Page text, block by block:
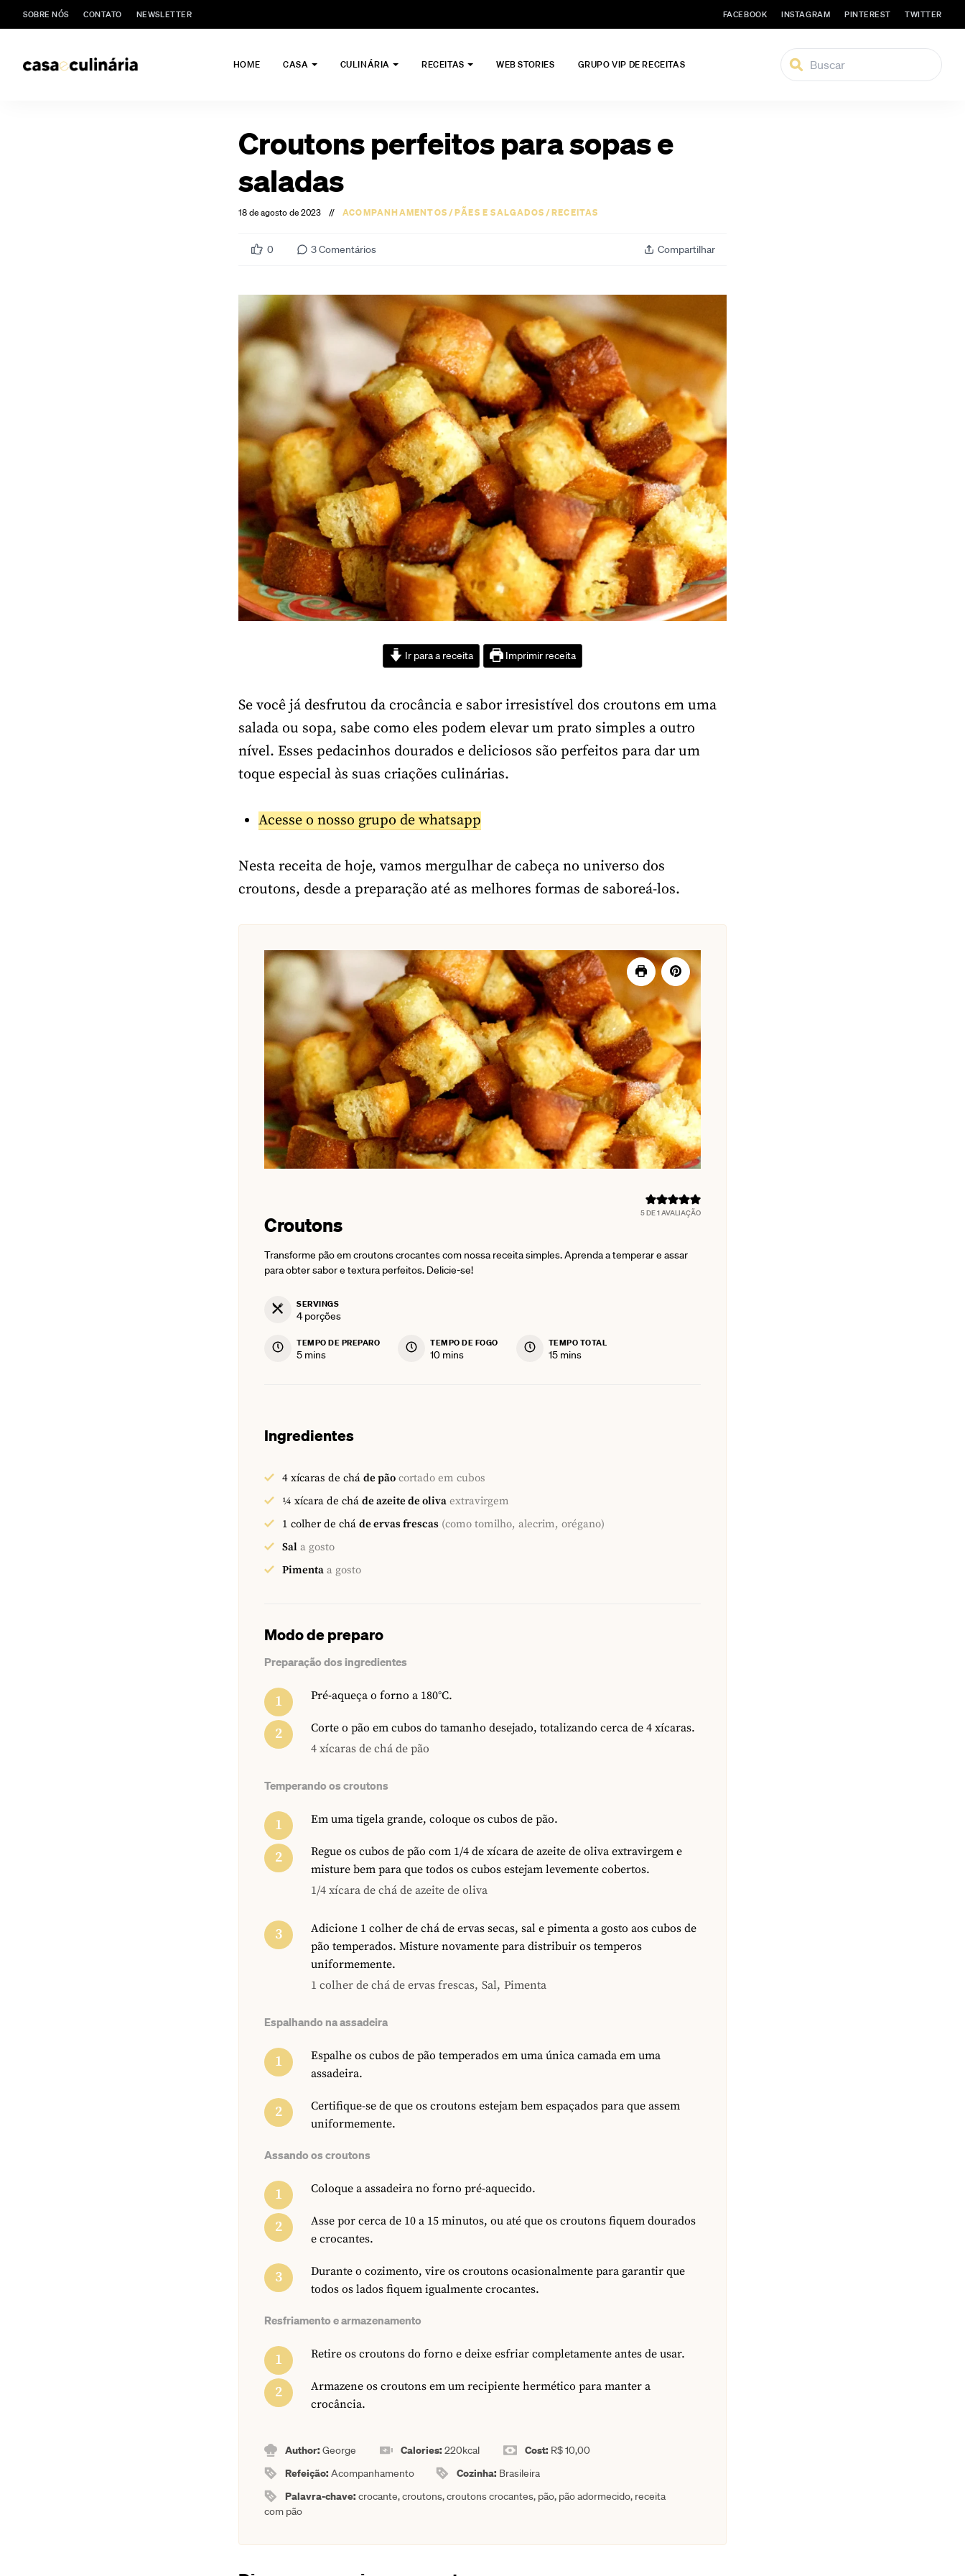
SOBRE NÓS CONTATO NEWSLETTER FACEBOOK INSTAGRAM PINTEREST TWITTER
HOME CASA CULINÁRIA RECEITAS WEB STORIES GRUPO VIP DE RECEITAS
Croutons perfeitos para sopas e
saladas
18 de agosto de 2023 // ACOMPANHAMENTOS/PÃES E SALGADOS/RECEITAS
0 3Comentários Compartilhar
Ir para a receita Imprimir receita
Se você já desfrutou da crocância e sabor irresistível dos croutons em uma
salada ou sopa, sabe como eles podem elevar um prato simples a outro
nível. Esses pedacinhos dourados e deliciosos são perfeitos para dar um
toque especial às suas criações culinárias.
Acesse o nosso grupo de whatsapp
Nesta receita de hoje, vamos mergulhar de cabeça no universo dos
croutons, desde a preparação até as melhores formas de saboreá-los.
5DE 1 AVALIAÇÃO
Croutons
Transforme pão em croutons crocantes com nossa receita simples. Aprenda a temperar e assar
para obter sabor e textura perfeitos. Delicie-se!
SERVINGS
4 porções
TEMPO DE PREPARO
5minutes
mins
TEMPO DE FOGO
10minutes
mins
TEMPO TOTAL
15minutes
mins
Ingredientes
4 xícaras de chá de pão cortado em cubos
¼ xícara de chá de azeite de oliva extravirgem
1 colher de chá de ervas frescas (como tomilho, alecrim, orégano)
Sal a gosto
Pimenta a gosto
Modo de preparo
Preparação dos ingredientes
Pré-aqueça o forno a 180°C.
Corte o pão em cubos do tamanho desejado, totalizando cerca de 4 xícaras.
4 xícaras de chá de pão
Temperando os croutons
Em uma tigela grande, coloque os cubos de pão.
Regue os cubos de pão com 1/4 de xícara de azeite de oliva extravirgem e
misture bem para que todos os cubos estejam levemente cobertos.
1/4 xícara de chá de azeite de oliva
Adicione 1 colher de chá de ervas secas, sal e pimenta a gosto aos cubos de
pão temperados. Misture novamente para distribuir os temperos
uniformemente.
1 colher de chá de ervas frescas, Sal, Pimenta
Espalhando na assadeira
Espalhe os cubos de pão temperados em uma única camada em uma
assadeira.
Certifique-se de que os croutons estejam bem espaçados para que assem
uniformemente.
Assando os croutons
Coloque a assadeira no forno pré-aquecido.
Asse por cerca de 10 a 15 minutos, ou até que os croutons fiquem dourados
e crocantes.
Durante o cozimento, vire os croutons ocasionalmente para garantir que
todos os lados fiquem igualmente crocantes.
Resfriamento e armazenamento
Retire os croutons do forno e deixe esfriar completamente antes de usar.
Armazene os croutons em um recipiente hermético para manter a
crocância.
Author:George Calories:220kcal Cost: R$ 10,00
Refeição:Acompanhamento Cozinha: Brasileira
Palavra-chave:crocante, croutons, croutons crocantes, pão, pão adormecido, receita
com pão